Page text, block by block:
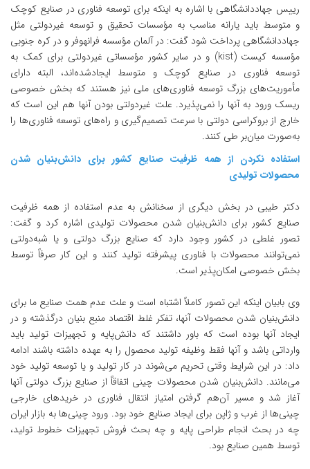
رییس جهاددانشگاهی با اشاره به اینکه برای توسعه فناوری در صنایع کوچک
و متوسط باید یارانه مناسب به مؤسسات تحقیق و توسعه غیردولتی مثل
جهاددانشگاهی پرداخت شود گفت: در آلمان مؤسسه فرانهوفر و در کره جنوبی
مؤسسه کیست (kist) و در سایر کشور مؤسساتی غیردولتی برای کمک به
توسعه فناوری در صنایع کوچک و متوسط ایجادشده‌اند، البته دارای
مأموریت‌های بزرگ توسعه فناوری‌های ملی نیز هستند که بخش خصوصی
ریسک ورود به آنها را نمی‌پذیرد. علت غیردولتی بودن آنها هم این است که
خارج از بروکراسی دولتی با سرعت تصمیم‌گیری و راه‌های توسعه فناوری‌‌ها را
به‌صورت میان‌بر طی کنند.
استفاده نکردن از همه ظرفیت صنایع کشور برای دانش‌بنیان شدن
محصولات تولیدی
دکتر طیبی در بخش دیگری از سخنانش به عدم استفاده از همه ظرفیت
صنایع کشور برای دانش‌بنیان شدن محصولات تولیدی اشاره کرد و گفت:
تصور غلطی در کشور وجود دارد که صنایع بزرگ دولتی و یا شبه‌دولتی
نمی‌توانند محصولات با فناوری پیشرفته تولید کنند و این کار صرفاً توسط
بخش خصوصی امکان‌پذیر است.
وی بابیان اینکه این تصور کاملاً اشتباه است و علت عدم همت صنایع ما برای
دانش‌بنیان شدن محصولات آنها، تفکر غلط اقتصاد منبع بنیان درگذشته و در
ایجاد آنها بوده است که باور داشتند که دانش‌پایه و تجهیزات تولید باید
وارداتی باشد و آنها فقط وظیفه تولید محصول را به عهده داشته باشند ادامه
داد: در این شرایط وقتی تحریم می‌شوند در کار تولید و یا توسعه تولید خود
می‌مانند. دانش‌بنیان شدن محصولات چینی اتفاقاً از صنایع بزرگ دولتی آنها
آغاز شد و مسیر آن‌هم گرفتن امتیاز انتقال فناوری در خرید‌های خارجی
چینی‌ها از غرب و ژاپن برای ایجاد صنایع خود بود. ورود چینی‌ها به بازار ایران
چه در بحث انجام طراحی پایه و چه بحث فروش تجهیزات خطوط تولید،
توسط همین صنایع بود.